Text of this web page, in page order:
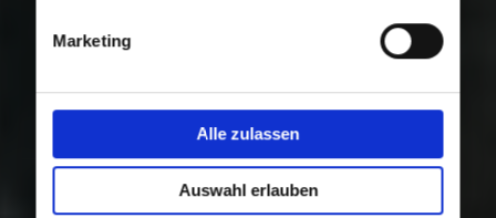
Marketing
Alle zulassen
Auswahl erlauben